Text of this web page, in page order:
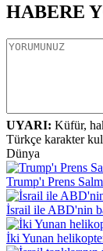
HABERE
UYARI: Küfür,
Türkçe karakter
Dünya
Trump'ı Prens
İsrail ile ABD'nin
İki Yunan